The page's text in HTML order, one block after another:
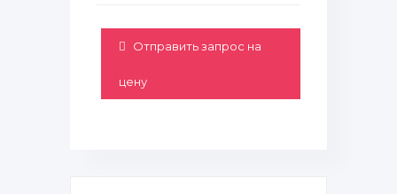
Отправить запрос на
цену